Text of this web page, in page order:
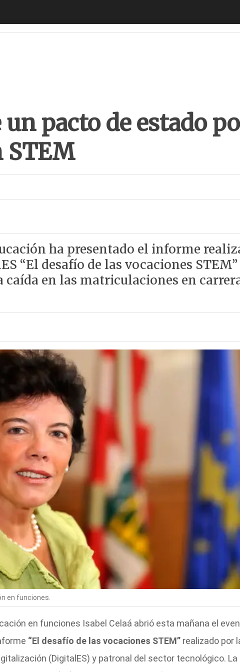
un pacto de estado
STEM
ha presentado el informe
“El desafío de las vocaciones STEM”
caída en las matriculaciones en
en funciones.
en funciones Isabel Celaá abrió esta mañana el
“El desafío de las vocaciones STEM” realizado por
(DigitalES) y patronal del sector tecnológico.